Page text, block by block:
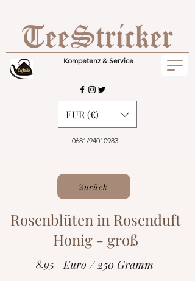
Kompetenz & Service
0681/94010983
EUR (€)
Zurück
Rosenblüten in Rosenduft
Honig - groß
8.95 Euro / 250 Gramm